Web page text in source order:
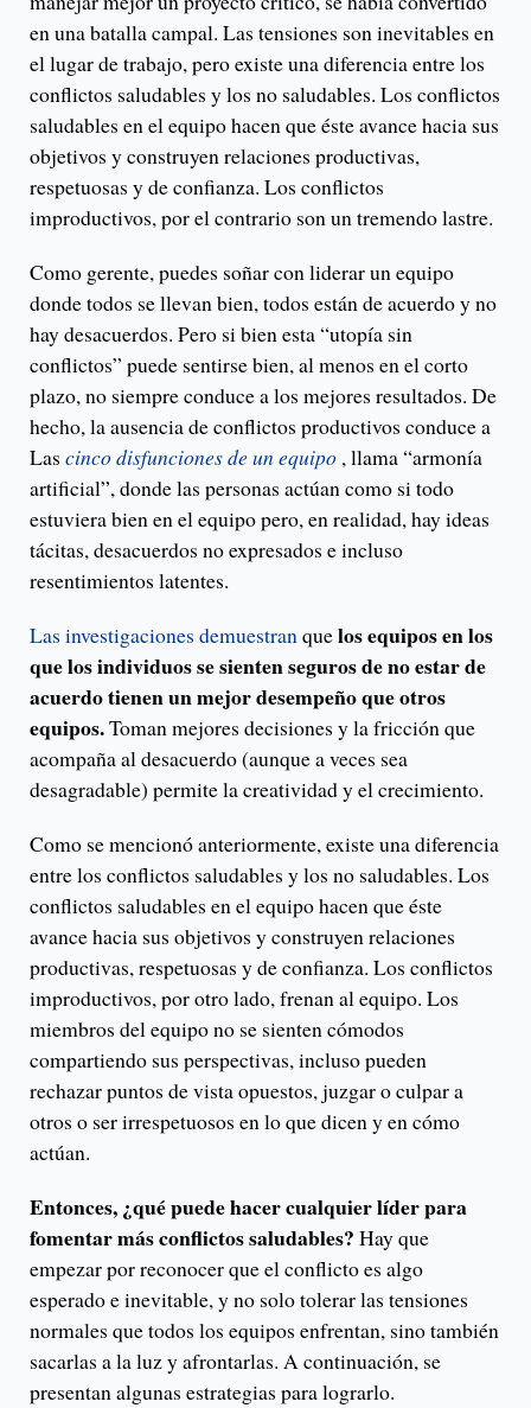
en una batalla campal. Las tensiones son inevitables en
el lugar de trabajo, pero existe una diferencia entre los
conflictos saludables y los no saludables. Los conflictos
saludables en el equipo hacen que éste avance hacia sus
objetivos y construyen relaciones productivas,
respetuosas y de confianza. Los conflictos
improductivos, por el contrario son un tremendo lastre.
Como gerente, puedes soñar con liderar un equipo
donde todos se llevan bien, todos están de acuerdo y no
hay desacuerdos. Pero si bien esta “utopía sin
conflictos” puede sentirse bien, al menos en el corto
plazo, no siempre conduce a los mejores resultados. De
hecho, la ausencia de conflictos productivos conduce a
Las cinco disfunciones de un equipo , llama “armonía
artificial”, donde las personas actúan como si todo
estuviera bien en el equipo pero, en realidad, hay ideas
tácitas, desacuerdos no expresados ​​e incluso
resentimientos latentes.
Las investigaciones demuestranquelos equipos en los
que los individuos se sienten seguros de no estar de
acuerdo tienen un mejor desempeño que otros
equipos.Toman mejores decisiones y la fricción que
acompaña al desacuerdo (aunque a veces sea
desagradable) permite la creatividad y el crecimiento.
Como se mencionó anteriormente, existe una diferencia
entre los conflictos saludables y los no saludables. Los
conflictos saludables en el equipo hacen que éste
avance hacia sus objetivos y construyen relaciones
productivas, respetuosas y de confianza. Los conflictos
improductivos, por otro lado, frenan al equipo. Los
miembros del equipo no se sienten cómodos
compartiendo sus perspectivas, incluso pueden
rechazar puntos de vista opuestos, juzgar o culpar a
otros o ser irrespetuosos en lo que dicen y en cómo
actúan.
Entonces, ¿qué puede hacer cualquier líder para
fomentar más conflictos saludables? Hay que
empezar por reconocer que el conflicto es algo
esperado e inevitable, y no solo tolerar las tensiones
normales que todos los equipos enfrentan, sino también
sacarlas a la luz y afrontarlas. A continuación, se
presentan algunas estrategias para lograrlo.